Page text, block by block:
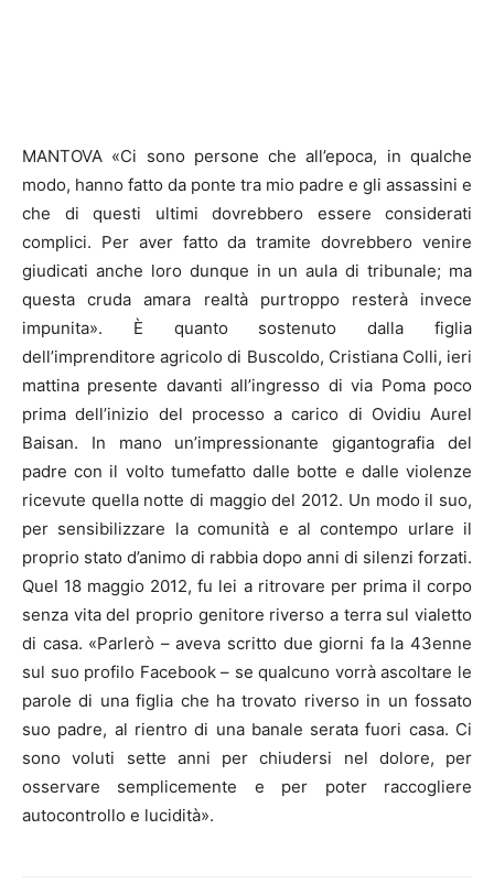
MANTOVA «Ci sono persone che all’epoca, in qualche
modo, hanno fatto da ponte tra mio padre e gli assassini e
che di questi ultimi dovrebbero essere considerati
complici. Per aver fatto da tramite dovrebbero venire
giudicati anche loro dunque in un aula di tribunale; ma
questa cruda amara realtà purtroppo resterà invece
impunita». È quanto sostenuto dalla figlia
dell’imprenditore agricolo di Buscoldo, Cristiana Colli, ieri
mattina presente davanti all’ingresso di via Poma poco
prima dell’inizio del processo a carico di Ovidiu Aurel
Baisan. In mano un’impressionante gigantografia del
padre con il volto tumefatto dalle botte e dalle violenze
ricevute quella notte di maggio del 2012. Un modo il suo,
per sensibilizzare la comunità e al contempo urlare il
proprio stato d’animo di rabbia dopo anni di silenzi forzati.
Quel 18 maggio 2012, fu lei a ritrovare per prima il corpo
senza vita del proprio genitore riverso a terra sul vialetto
di casa. «Parlerò – aveva scritto due giorni fa la 43enne
sul suo profilo Facebook – se qualcuno vorrà ascoltare le
parole di una figlia che ha trovato riverso in un fossato
suo padre, al rientro di una banale serata fuori casa. Ci
sono voluti sette anni per chiudersi nel dolore, per
osservare semplicemente e per poter raccogliere
autocontrollo e lucidità».